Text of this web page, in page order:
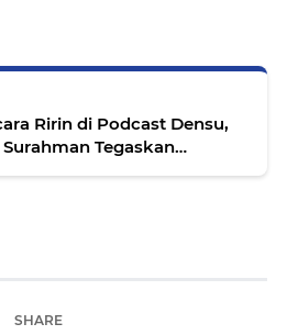
Ririn di Podcast Densu,
Tegaskan
SHARE